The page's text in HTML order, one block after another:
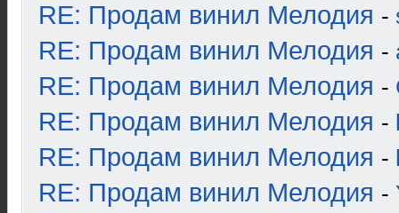
RE: Продам винил Мелодия -
RE: Продам винил Мелодия -
RE: Продам винил Мелодия -
RE: Продам винил Мелодия -
RE: Продам винил Мелодия -
RE: Продам винил Мелодия -